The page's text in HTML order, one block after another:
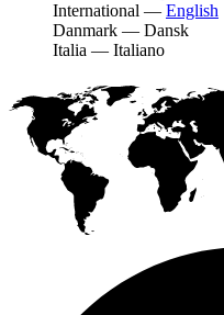
International — English
Danmark — Dansk
Italia — Italiano